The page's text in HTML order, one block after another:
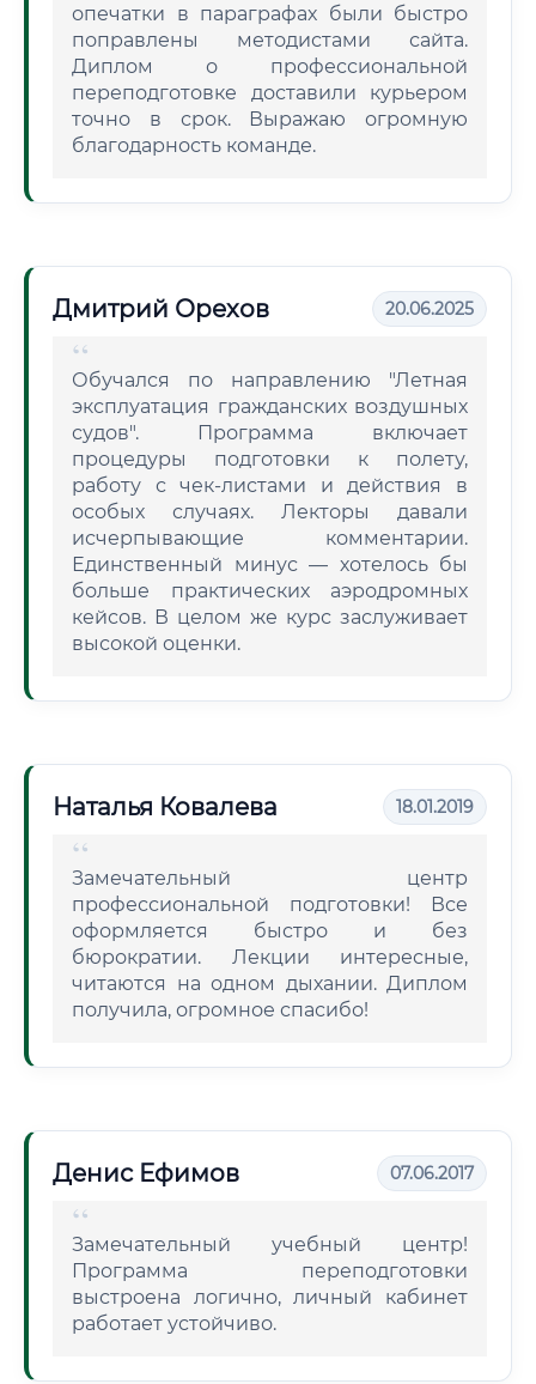
опечатки в параграфах были быстро
поправлены методистами сайта.
Диплом о профессиональной
переподготовке доставили курьером
точно в срок. Выражаю огромную
благодарность команде.
Дмитрий Орехов 20.06.2025
Обучался по направлению "Летная
эксплуатация гражданских воздушных
судов". Программа включает
процедуры подготовки к полету,
работу с чек-листами и действия в
особых случаях. Лекторы давали
исчерпывающие комментарии.
Единственный минус — хотелось бы
больше практических аэродромных
кейсов. В целом же курс заслуживает
высокой оценки.
Наталья Ковалева 18.01.2019
Замечательный центр
профессиональной подготовки! Все
оформляется быстро и без
бюрократии. Лекции интересные,
читаются на одном дыхании. Диплом
получила, огромное спасибо!
Денис Ефимов 07.06.2017
Замечательный учебный центр!
Программа переподготовки
выстроена логично, личный кабинет
работает устойчиво.